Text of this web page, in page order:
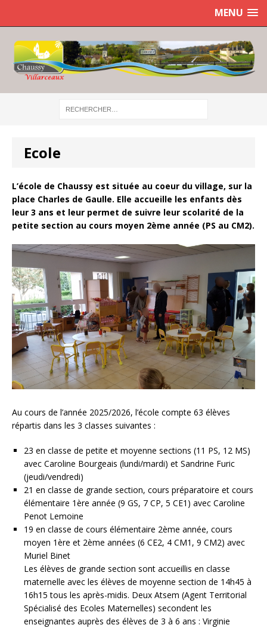
MENU
Ecole
L’école de Chaussy est située au coeur du village, sur la
place Charles de Gaulle. Elle accueille les enfants dès
leur 3 ans et leur permet de suivre leur scolarité de la
petite section au cours moyen 2ème année (PS au CM2).
Au cours de l’année 2025/2026, l’école compte 63 élèves
répartis dans les 3 classes suivantes :
23 en classe de petite et moyenne sections (11 PS, 12 MS)
avec Caroline Bourgeais (lundi/mardi) et Sandrine Furic
(jeudi/vendredi)
21 en classe de grande section, cours préparatoire et cours
élémentaire 1ère année (9 GS, 7 CP, 5 CE1) avec Caroline
Penot Lemoine
19 en classe de cours élémentaire 2ème année, cours
moyen 1ère et 2ème années (6 CE2, 4 CM1, 9 CM2) avec
Muriel Binet
Les élèves de grande section sont accueillis en classe
maternelle avec les élèves de moyenne section de 14h45 à
16h15 tous les après-midis. Deux Atsem (Agent Territorial
Spécialisé des Ecoles Maternelles) secondent les
enseignantes auprès des élèves de 3 à 6 ans : Virginie